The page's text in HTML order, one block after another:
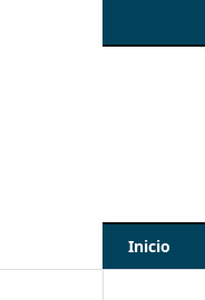
Inicio